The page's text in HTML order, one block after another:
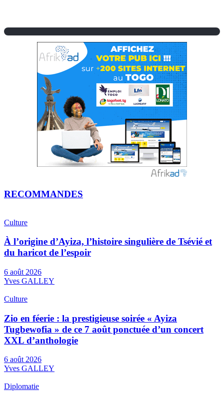
RECOMMANDES
Culture
À l’origine d’Ayiza, l’histoire singulière de Tsévié et
du haricot de l’espoir
6 août 2026
Yves GALLEY
Culture
Zio en féerie : la prestigieuse soirée « Ayiza
Tugbewofia » de ce 7 août ponctuée d’un concert
XXL d’anthologie
6 août 2026
Yves GALLEY
Diplomatie